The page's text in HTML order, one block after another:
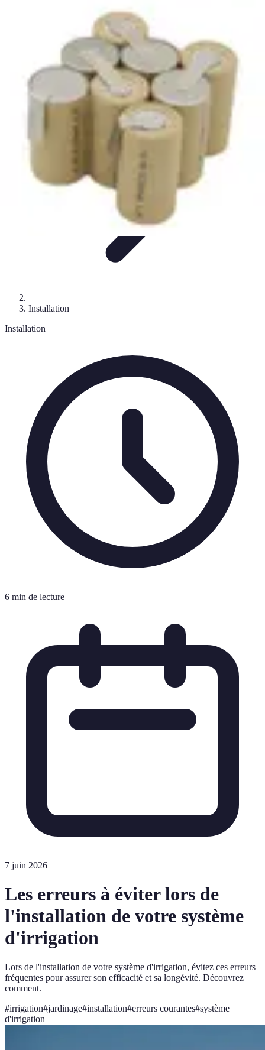
Innovations en irrigation
Entretien et Maintenance
Système Irrigation
Installation
Installation
6 min de lecture
7 juin 2026
Les erreurs à éviter lors de
l'installation de votre système
d'irrigation
Lors de l'installation de votre système d'irrigation, évitez ces erreurs
fréquentes pour assurer son efficacité et sa longévité. Découvrez
comment.
#irrigation#jardinage#installation#erreurs courantes#système
d'irrigation